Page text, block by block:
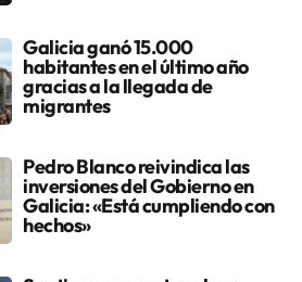
Galicia ganó 15.000
habitantes en el último año
gracias a la llegada de
migrantes
Pedro Blanco reivindica las
inversiones del Gobierno en
Galicia: «Está cumpliendo con
hechos»